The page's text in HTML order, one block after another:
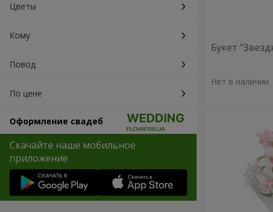
Цветы
Кому
Повод
По цене
Оформление свадеб
Скачайте наше мобильное
приложение
Букет
Нет в наличии